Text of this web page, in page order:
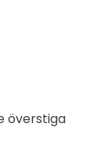
överstiga